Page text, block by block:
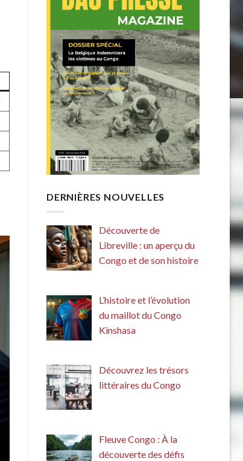
DERNIÈRES NOUVELLES
Découverte de
Libreville : un aperçu du
Congo et de son histoire
L’histoire et l’évolution
du maillot du Congo
Kinshasa
Découvrez les trésors
littéraires du Congo
Fleuve Congo : À la
découverte des défis